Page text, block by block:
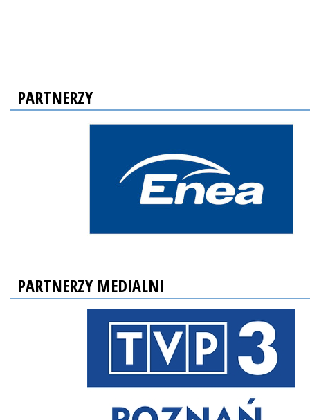
PARTNERZY
PARTNERZY MEDIALNI